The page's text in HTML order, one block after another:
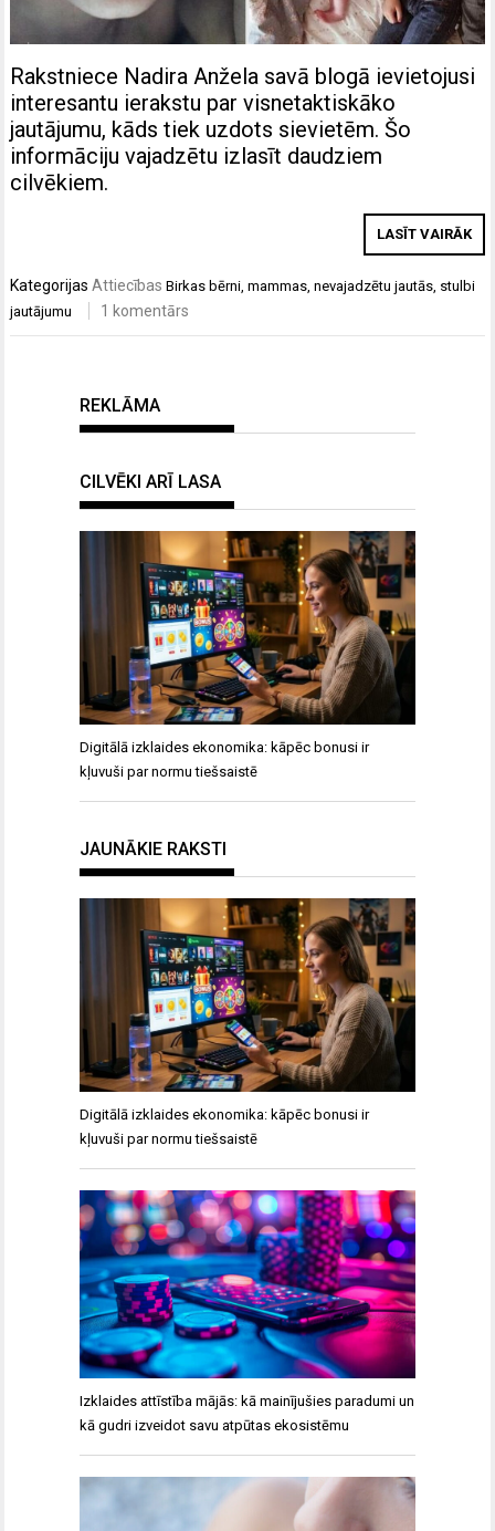
Rakstniece Nadira Anžela savā blogā ievietojusi
interesantu ierakstu par visnetaktiskāko
jautājumu, kāds tiek uzdots sievietēm. Šo
informāciju vajadzētu izlasīt daudziem
cilvēkiem.
LASĪT VAIRĀK
KategorijasAttiecības Birkas bērni ,mammas ,nevajadzētu jautās stulbi
jautājumu
1 komentārs
REKLĀMA
CILVĒKI ARĪ LASA
Digitālā izklaides ekonomika: kāpēc bonusi ir
kļuvuši par normu tiešsaistē
JAUNĀKIE RAKSTI
Digitālā izklaides ekonomika: kāpēc bonusi ir
kļuvuši par normu tiešsaistē
Izklaides attīstība mājās: kā mainījušies paradumi un
kā gudri izveidot savu atpūtas ekosistēmu